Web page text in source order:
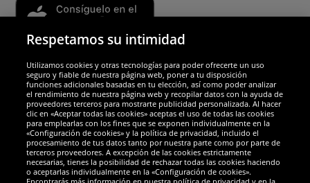
Socios y seguridad
Galardones
Respetamos su intimidad
Utilizamos cookies y otras tecnologías para poder ofrecerte un uso
seguro y fiable de nuestra página web, poner a tu disposición
funciones adicionales basadas en tu elección, así como poder analizar
el rendimiento de nuestra página web y recopilar datos con la ayuda de
proveedores terceros para mostrarte publicidad personalizada. Al hacer
clic en «Aceptar todas las cookies» aceptas el uso de todas las cookies
para emplearlas con los fines que se exponen individualmente en la
«Configuración de cookies» y la política de privacidad, incluido el
procesamiento de tus datos tanto por nuestra parte como por parte de
terceros proveedores. A excepción de las cookies estrictamente
necesarias, tienes la posibilidad de rechazar todas las cookies haciendo
o aceptarlas individualmente en la «Configuración de cookies».